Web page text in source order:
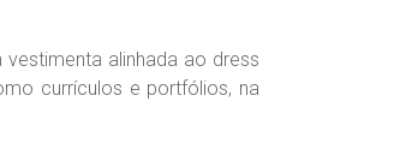
alinhada ao dress
currículos e portfólios, na